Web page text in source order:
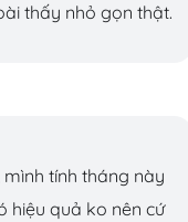
thấy nhỏ gọn thật.
tính tháng này
hiệu quả ko nên cứ